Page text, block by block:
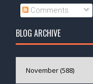
Comments
BLOG ARCHIVE